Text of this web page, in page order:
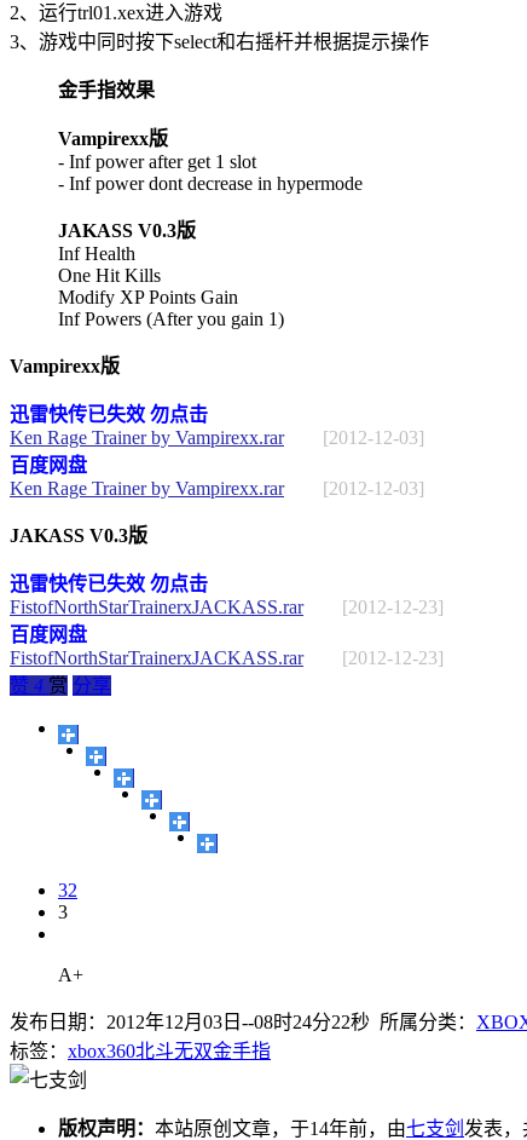
2、运行trl01.xex进入游戏
3、游戏中同时按下select和右摇杆并根据提示操作
金手指效果
Vampirexx版
- Inf power after get 1 slot
- Inf power dont decrease in hypermode
JAKASS V0.3版
Inf Health
One Hit Kills
Modify XP Points Gain
Inf Powers (After you gain 1)
Vampirexx版
迅雷快传已失效 勿点击
Ken Rage Trainer by Vampirexx.rar
[2012-12-03]
百度网盘
Ken Rage Trainer by Vampirexx.rar
[2012-12-03]
JAKASS V0.3版
迅雷快传已失效 勿点击
FistofNorthStarTrainerxJACKASS.rar
[2012-12-23]
百度网盘
FistofNorthStarTrainerxJACKASS.rar
[2012-12-23]
赞 4 赏 分享
32
3
A+
发布日期：2012年12月03日--08时24分22秒 所属分类：
标签： xbox360北斗无双金手指
版权声明： 本站原创文章，于14年前，由七支剑 发表，